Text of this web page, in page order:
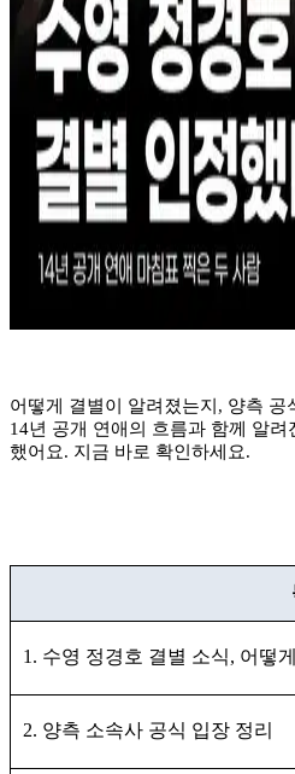
어떻게 결별이 알려졌는지, 양측
14년 공개 연애의 흐름과 함께 알려
했어요. 지금 바로 확인하세요.
1. 수영 정경호 결별 소식, 어떻
2. 양측 소속사 공식 입장 정리